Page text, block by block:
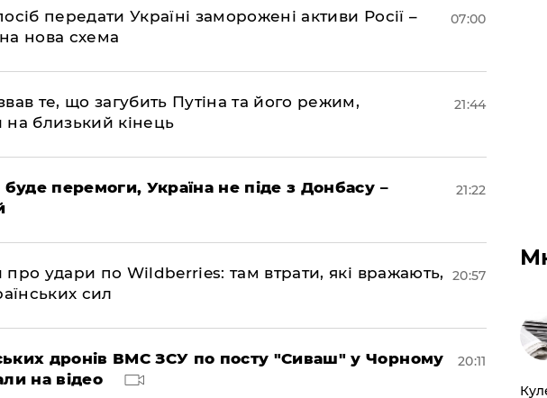
передати Україні заморожені активи Росії –
​​нова схема
07:00
те, що загубить Путіна та його режим,
на близький кінець
21:44
буде перемоги, Україна не піде з Донбасу –
21:22
удари по Wildberries: там втрати, які вражають,
сил
20:57
дронів ВМС ЗСУ по посту "Сиваш" у Чорному
на відео
20:11